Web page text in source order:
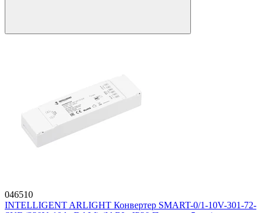
046510
INTELLIGENT ARLIGHT Конвертер SMART-0/1-10V-301-72-